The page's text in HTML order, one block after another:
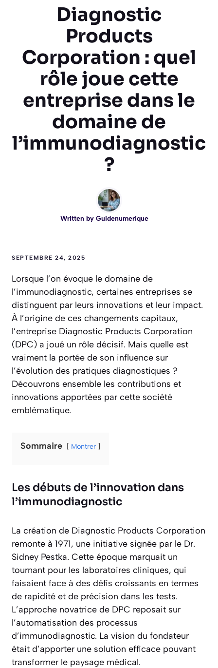
Diagnostic
Products
Corporation : quel
rôle joue cette
entreprise dans le
domaine de
l’immunodiagnostic
?
Written by Guidenumerique
SEPTEMBRE 24, 2025
Lorsque l’on évoque le domaine de
l’immunodiagnostic, certaines entreprises se
distinguent par leurs innovations et leur impact.
À l’origine de ces changements capitaux,
l’entreprise Diagnostic Products Corporation
(DPC) a joué un rôle décisif. Mais quelle est
vraiment la portée de son influence sur
l’évolution des pratiques diagnostiques ?
Découvrons ensemble les contributions et
innovations apportées par cette société
emblématique.
Sommaire Montrer
Les débuts de l’innovation dans
l’immunodiagnostic
La création de Diagnostic Products Corporation
remonte à 1971, une initiative signée par le Dr.
Sidney Pestka. Cette époque marquait un
tournant pour les laboratoires cliniques, qui
faisaient face à des défis croissants en termes
de rapidité et de précision dans les tests.
L’approche novatrice de DPC reposait sur
l’automatisation des processus
d’immunodiagnostic. La vision du fondateur
était d’apporter une solution efficace pouvant
transformer le paysage médical.